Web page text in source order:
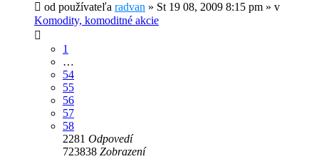
od používateľa radvan » St 19 08, 2009 8:15 pm » v
Komodity, komoditné akcie
1
…
54
55
56
57
58
2281 Odpovedí
723838 Zobrazení